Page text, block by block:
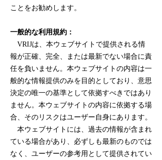
ことをお勧めします。
一般的な利用規約：
VRIJは、本ウェブサイトで提供される情
報が正確、完全、または最新でない場合に責
任を負いません。本ウェブサイトの内容は一
般的な情報提供のみを目的としており、意思
決定の唯一の基準として依拠すべきではあり
ません。本ウェブサイトの内容に依拠する場
合、そのリスクはユーザー自身にあります。
本ウェブサイトには、過去の情報が含まれ
ている場合があり、必ずしも最新のものでは
なく、ユーザーの参考用として提供されてい